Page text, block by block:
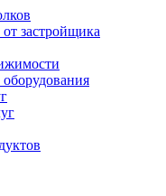
застройщика